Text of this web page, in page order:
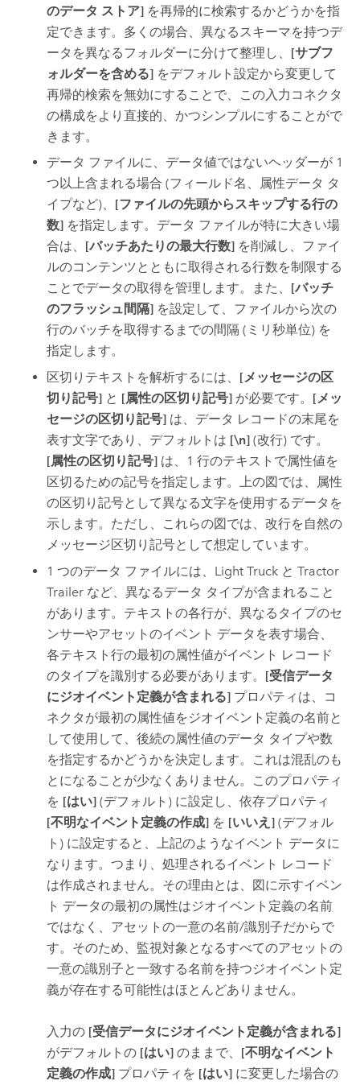
のデータ ストア] を再帰的に検索するかどうかを指
定できます。多くの場合、異なるスキーマを持つデ
ータを異なるフォルダーに分けて整理し、 [サブフ
ォルダーを含める] をデフォルト設定から変更して
再帰的検索を無効にすることで、この入力コネクタ
の構成をより直接的、かつシンプルにすることがで
きます。
データ ファイルに、データ値ではないヘッダーが 1
つ以上含まれる場合 (フィールド名、属性データ タ
イプなど)、 [ファイルの先頭からスキップする行の
数] を指定します。データ ファイルが特に大きい場
合は、 [バッチあたりの最大行数] を削減し、ファイ
ルのコンテンツとともに取得される行数を制限する
ことでデータの取得を管理します。また、 [バッチ
のフラッシュ間隔] を設定して、ファイルから次の
行のバッチを取得するまでの間隔 (ミリ秒単位) を
指定します。
区切りテキストを解析するには、 [メッセージの区
切り記号] と [属性の区切り記号] が必要です。 [メッ
セージの区切り記号] は、データ レコードの末尾を
表す文字であり、デフォルトは [\n] (改行) です。
[属性の区切り記号] は、1 行のテキストで属性値を
区切るための記号を指定します。上の図では、属性
の区切り記号として異なる文字を使用するデータを
示します。ただし、これらの図では、改行を自然の
メッセージ区切り記号として想定しています。
1 つのデータ ファイルには、Light Truck と Tractor
Trailer など、異なるデータ タイプが含まれること
があります。テキストの各行が、異なるタイプのセ
ンサーやアセットのイベント データを表す場合、
各テキスト行の最初の属性値がイベント レコード
のタイプを識別する必要があります。 [受信データ
にジオイベント定義が含まれる] プロパティは、コ
ネクタが最初の属性値をジオイベント定義の名前と
して使用して、後続の属性値のデータ タイプや数
を指定するかどうかを決定します。これは混乱のも
とになることが少なくありません。このプロパティ
を [はい] (デフォルト) に設定し、依存プロパティ
[不明なイベント定義の作成] を [いいえ] (デフォル
ト) に設定すると、上記のようなイベント データに
なります。つまり、処理されるイベント レコード
は作成されません。その理由とは、図に示すイベン
ト データの最初の属性はジオイベント定義の名前
ではなく、アセットの一意の名前/識別子だからで
す。そのため、監視対象となるすべてのアセットの
一意の識別子と一致する名前を持つジオイベント定
義が存在する可能性はほとんどありません。
入力の [受信データにジオイベント定義が含まれる]
がデフォルトの [はい] のままで、 [不明なイベント
定義の作成] プロパティを [はい] に変更した場合の